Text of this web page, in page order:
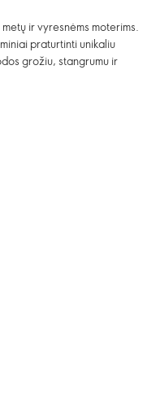
ir vyresnėms moterims.
praturtinti unikaliu
grožiu, stangrumu ir